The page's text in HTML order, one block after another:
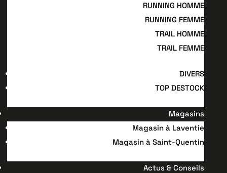
RUNNING HOMME
RUNNING FEMME
TRAIL HOMME
TRAIL FEMME
DIVERS
TOP DESTOCK
Magasins
Magasin à Laventie
Magasin à Saint-Quentin
Actus & Conseils